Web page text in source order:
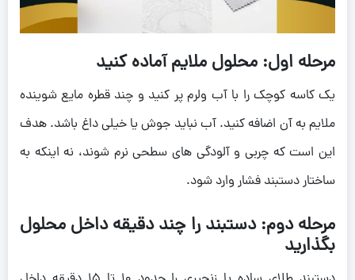
مرحله اول: محلول ملایم آماده کنید
یک کاسه کوچک را با آب ولرم پر کنید و چند قطره مایع شوینده
ملایم به آن اضافه کنید. آب نباید جوش یا خیلی داغ باشد. هدف
این است که چربی و آلودگی های سطحی نرم شوند، نه اینکه به
ساختار دستبند فشار وارد شود.
مرحله دوم: دستبند را چند دقیقه داخل محلول
بگذارید